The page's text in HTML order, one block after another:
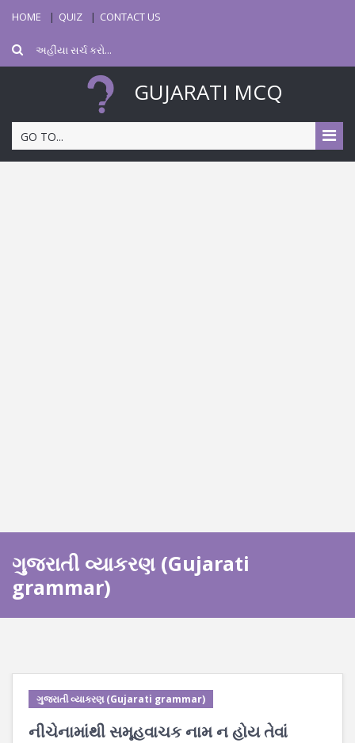
HOME QUIZ CONTACT US
GUJARATI MCQ
GO TO...
ગુજરાતી વ્યાકરણ (Gujarati
grammar)
ગુજરાતી વ્યાકરણ (Gujarati grammar)
નીચેનામાંથી સમૂહવાચક નામ ન હોય તેવાં